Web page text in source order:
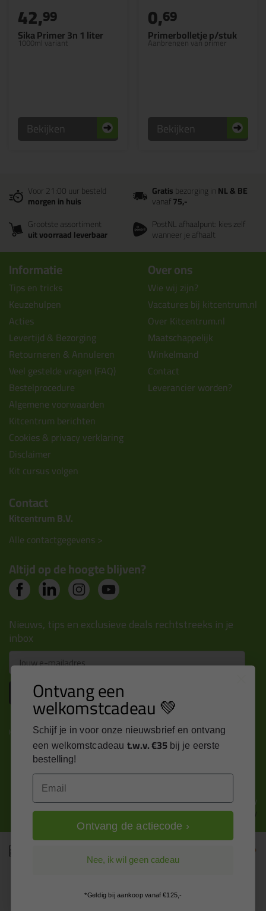
Sika Primer 3n 1 liter
1000ml variant
42,99
Bekijken
Primerbolletje p/stuk
Aanbrengen van primer
0,69
Bekijken
Voor 21:00 uur besteld
morgen in huis
Gratisbezorging inNL & BE
vanaf75,-
Grootste assortiment
uit voorraad leverbaar
PostNL afhaalpunt: kies zelf
wanneer je afhaalt
Informatie
Tips en tricks
Keuzehulpen
Acties
Levertijd & Bezorging
Retourneren & Annuleren
Veel gestelde vragen (FAQ)
Bestelprocedure
Algemene voorwaarden
Kitcentrum berichten
Cookies & privacy verklaring
Disclaimer
Kit cursus volgen
Over ons
Wie wij zijn?
Vacatures bij kitcentrum.nl
Over Kitcentrum.nl
Maatschappelijk
Winkelmand
Contact
Leverancier worden?
Contact
Kitcentrum B.V.
Alle contactgegevens >
Altijd op de hoogte blijven?
Nieuws, tips en exclusieve deals rechtstreeks in je
inbox
Email
Inschrijven
Kitcentrum is trots op:
Alle prijzen zijn in EURO en excl. 21% BTW
wijzig naar incl. BTW
Ontvang een
welkomstcadeau 💚
Schijf je in voor onze nieuwsbrief en ontvang
een welkomstcadeau t.w.v. €35 bij je eerste
bestelling!
Email
Ontvang de actiecode ›
Nee, ik wil geen cadeau
*Geldig bij aankoop vanaf €125,-